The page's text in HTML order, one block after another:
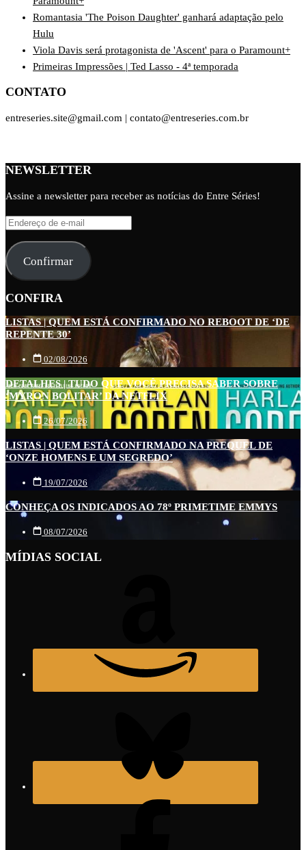
Romantasia 'The Poison Daughter' ganhará adaptação pelo
Hulu
Viola Davis será protagonista de 'Ascent' para o Paramount+
Primeiras Impressões | Ted Lasso - 4ª temporada
CONTATO
entreseries.site@gmail.com | contato@entreseries.com.br
NEWSLETTER
Assine a newsletter para receber as notícias do Entre Séries!
Endereço
e-
mail
Confirmar
CONFIRA
LISTAS | QUEM ESTÁ CONFIRMADO NO REBOOT DE ‘DE
REPENTE 30’
02/08/2026
DETALHES | TUDO QUE VOCÊ PRECISA SABER SOBRE
‘MYRON BOLITAR’ DA NETFLIX
26/07/2026
LISTAS | QUEM ESTÁ CONFIRMADO NA PREQUEL DE
‘ONZE HOMENS E UM SEGREDO’
19/07/2026
CONHEÇA OS INDICADOS AO 78º PRIMETIME EMMYS
08/07/2026
MÍDIAS SOCIAL